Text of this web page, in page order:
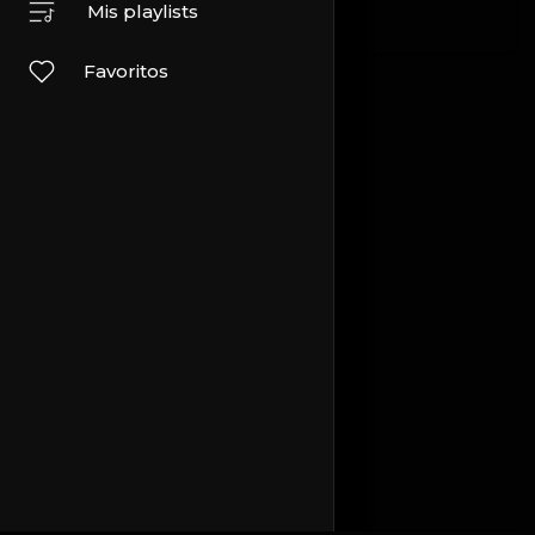
Mis playlists
Favoritos
Viajes y eventos